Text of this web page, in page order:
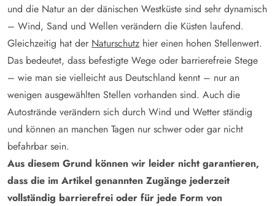
und die Natur an der dänischen Westküste sind sehr dynamisch
– Wind, Sand und Wellen verändern die Küsten laufend.
Gleichzeitig hat der Naturschutz hier einen hohen Stellenwert.
Das bedeutet, dass befestigte Wege oder barrierefreie Stege
– wie man sie vielleicht aus Deutschland kennt – nur an
wenigen ausgewählten Stellen vorhanden sind. Auch die
Autostrände verändern sich durch Wind und Wetter ständig
und können an manchen Tagen nur schwer oder gar nicht
befahrbar sein.
Aus diesem Grund können wir leider nicht garantieren,
dass die im Artikel genannten Zugänge jederzeit
vollständig barrierefrei oder für jede Form von